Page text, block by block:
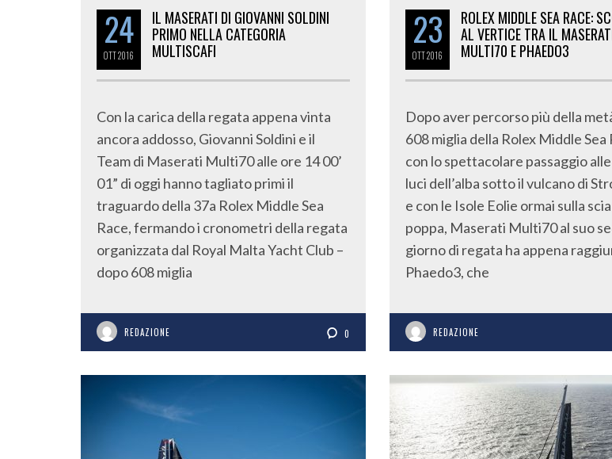
24
OTT2016
IL MASERATI DI GIOVANNI SOLDINI
PRIMO NELLA CATEGORIA
MULTISCAFI
Con la carica della regata appena vinta
ancora addosso, Giovanni Soldini e il
Team di Maserati Multi70 alle ore 14 00’
01” di oggi hanno tagliato primi il
traguardo della 37a Rolex Middle Sea
Race, fermando i cronometri della regata
organizzata dal Royal Malta Yacht Club –
dopo 608 miglia
REDAZIONE 0
23
OTT2016
ROLEX MIDDLE SEA RACE:
AL VERTICE TRA IL
MULTI70 E PHAEDO3
Dopo aver percorso più della
608 miglia della Rolex Middle Sea
con lo spettacolare passaggio
luci dell’alba sotto il vulcano di
e con le Isole Eolie ormai sulla
poppa, Maserati Multi70 al suo
giorno di regata ha appena
Phaedo3, che
REDAZIONE